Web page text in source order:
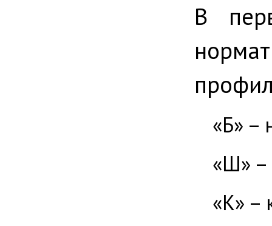
В
«Б» –
«Ш» –
«К» –